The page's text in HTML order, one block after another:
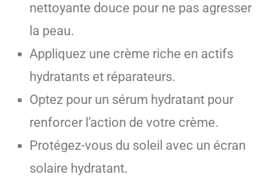
nettoyante douce pour ne pas agresser
la peau.
Appliquez une crème riche en actifs
hydratants et réparateurs.
Optez pour un sérum hydratant pour
renforcer l’action de votre crème.
Protégez-vous du soleil avec un écran
solaire hydratant.